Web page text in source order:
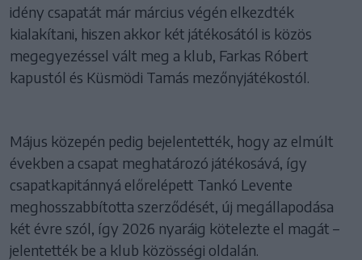
idény csapatát már március végén elkezdték
kialakítani, hiszen akkor két játékosától is közös
megegyezéssel vált meg a klub, Farkas Róbert
kapustól és Küsmödi Tamás mezőnyjátékostól.
Május közepén pedig bejelentették, hogy az elmúlt
években a csapat meghatározó játékosává, így
csapatkapitánnyá előrelépett Tankó Levente
meghosszabbította szerződését, új megállapodása
két évre szól, így 2026 nyaráig kötelezte el magát –
jelentették be a klub közösségi oldalán.